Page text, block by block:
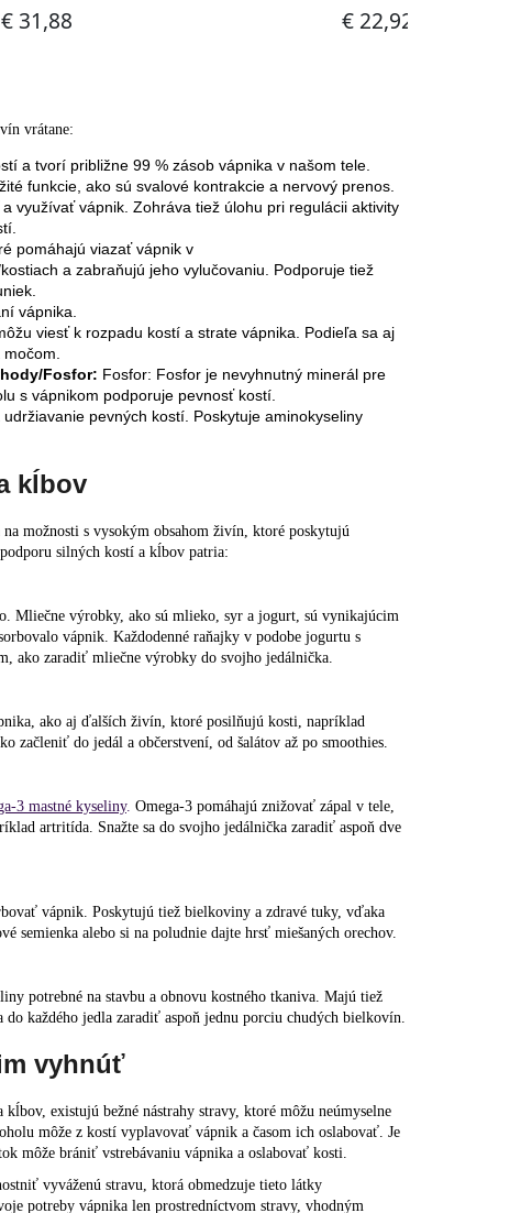
vrátane:
a tvorí približne 99 % zásob vápnika v našom tele.
funkcie, ako sú svalové kontrakcie a nervový prenos.
využívať vápnik. Zohráva tiež úlohu pri regulácii aktivity
pomáhajú viazať vápnik v
a zabraňujú jeho vylučovaniu. Podporuje tiež
vápnika.
viesť k rozpadu kostí a strate vápnika. Podieľa sa aj
Fosfor: Fosfor: Fosfor je nevyhnutný minerál pre
s vápnikom podporuje pevnosť kostí.
pevných kostí. Poskytuje aminokyseliny
kĺbov
možnosti s vysokým obsahom živín, ktoré poskytujú
silných kostí a kĺbov patria:
Mliečne výrobky, ako sú mlieko, syr a jogurt, sú vynikajúcim
vápnik. Každodenné raňajky v podobe jogurtu s
ako zaradiť mliečne výrobky do svojho jedálnička.
ako aj ďalších živín, ktoré posilňujú kosti, napríklad
začleniť do jedál a občerstvení, od šalátov až po smoothies.
3 mastné kyseliny. Omega-3 pomáhajú znižovať zápal v tele,
artritída. Snažte sa do svojho jedálnička zaradiť aspoň dve
vápnik. Poskytujú tiež bielkoviny a zdravé tuky, vďaka
semienka alebo si na poludnie dajte hrsť miešaných orechov.
potrebné na stavbu a obnovu kostného tkaniva. Majú tiež
do každého jedla zaradiť aspoň jednu porciu chudých bielkovín.
vyhnúť
existujú bežné nástrahy stravy, ktoré môžu neúmyselne
môže z kostí vyplavovať vápnik a časom ich oslabovať. Je
môže brániť vstrebávaniu vápnika a oslabovať kosti.
vyváženú stravu, ktorá obmedzuje tieto látky
potreby vápnika len prostredníctvom stravy, vhodným